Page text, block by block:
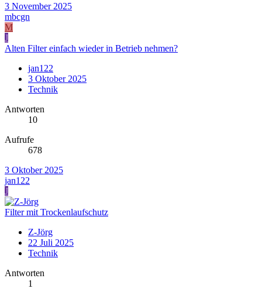
3 November 2025
mbcgn
M
J
Alten Filter einfach wieder in Betrieb nehmen?
jan122
3 Oktober 2025
Technik
Antworten
10
Aufrufe
678
3 Oktober 2025
jan122
J
Filter mit Trockenlaufschutz
Z-Jörg
22 Juli 2025
Technik
Antworten
1